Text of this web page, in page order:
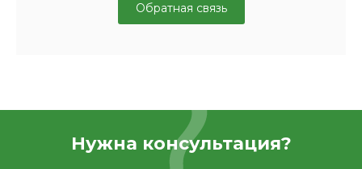
Обратная связь
Нужна консультация?